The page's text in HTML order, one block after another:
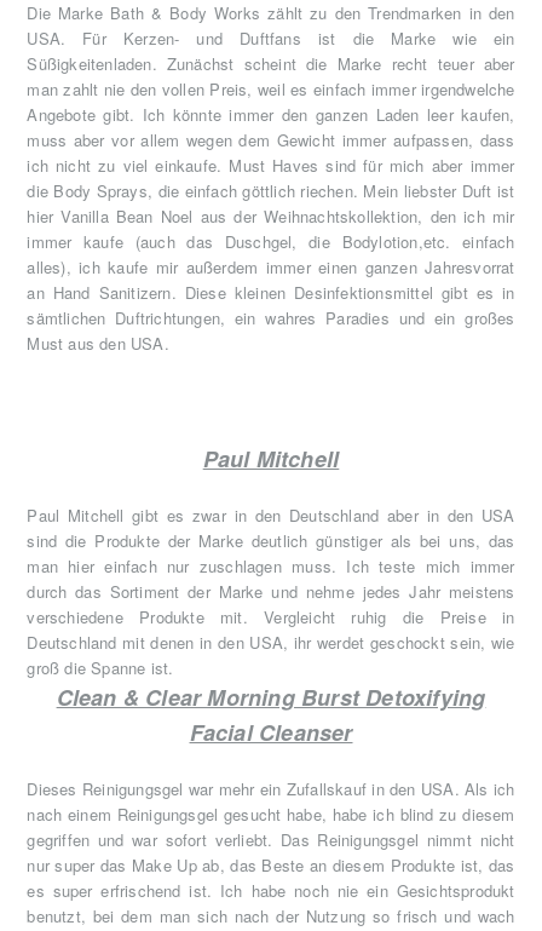
Die Marke Bath & Body Works zählt zu den Trendmarken in den
USA. Für Kerzen- und Duftfans ist die Marke wie ein
Süßigkeitenladen. Zunächst scheint die Marke recht teuer aber
man zahlt nie den vollen Preis, weil es einfach immer irgendwelche
Angebote gibt. Ich könnte immer den ganzen Laden leer kaufen,
muss aber vor allem wegen dem Gewicht immer aufpassen, dass
ich nicht zu viel einkaufe. Must Haves sind für mich aber immer
die Body Sprays, die einfach göttlich riechen. Mein liebster Duft ist
hier Vanilla Bean Noel aus der Weihnachtskollektion, den ich mir
immer kaufe (auch das Duschgel, die Bodylotion,etc. einfach
alles), ich kaufe mir außerdem immer einen ganzen Jahresvorrat
an Hand Sanitizern. Diese kleinen Desinfektionsmittel gibt es in
sämtlichen Duftrichtungen, ein wahres Paradies und ein großes
Must aus den USA.
Paul Mitchell
Paul Mitchell gibt es zwar in den Deutschland aber in den USA
sind die Produkte der Marke deutlich günstiger als bei uns, das
man hier einfach nur zuschlagen muss. Ich teste mich immer
durch das Sortiment der Marke und nehme jedes Jahr meistens
verschiedene Produkte mit. Vergleicht ruhig die Preise in
Deutschland mit denen in den USA, ihr werdet geschockt sein, wie
groß die Spanne ist.
Clean & Clear Morning Burst Detoxifying
Facial Cleanser
Dieses Reinigungsgel war mehr ein Zufallskauf in den USA. Als ich
nach einem Reinigungsgel gesucht habe, habe ich blind zu diesem
gegriffen und war sofort verliebt. Das Reinigungsgel nimmt nicht
nur super das Make Up ab, das Beste an diesem Produkte ist, das
es super erfrischend ist. Ich habe noch nie ein Gesichtsprodukt
benutzt, bei dem man sich nach der Nutzung so frisch und wach